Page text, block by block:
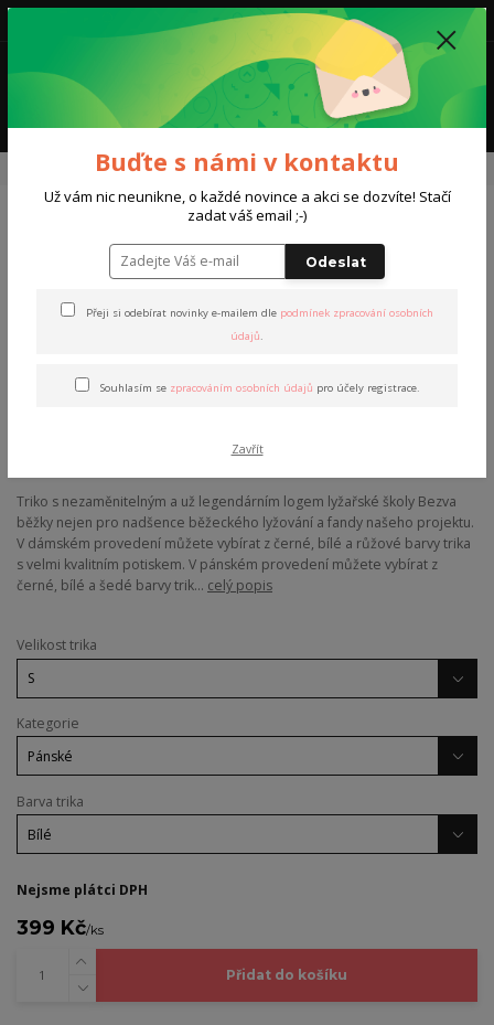
Menu
0,00 Kč
Oblečení Bezva běžky Triko Bezva běžky
Triko Bezva běžky
Triko s nezaměnitelným a už legendárním logem lyžařské školy Bezva
běžky nejen pro nadšence běžeckého lyžování a fandy našeho projektu.
V dámském provedení můžete vybírat z černé, bílé a růžové barvy trika
s velmi kvalitním potiskem. V pánském provedení můžete vybírat z
černé, bílé a šedé barvy trik... celý popis
Velikost trika
Kategorie
Barva trika
Nejsme plátci DPH
399 Kč/ks
Přidat do košíku
Buďte s námi v kontaktu
Už vám nic neunikne, o každé novince a akci se dozvíte! Stačí
zadat váš email ;-)
Odeslat
Přeji si odebírat novinky e-mailem dle podmínek zpracování osobních
údajů.
Souhlasím se zpracováním osobních údajů pro účely registrace.
Zavřít